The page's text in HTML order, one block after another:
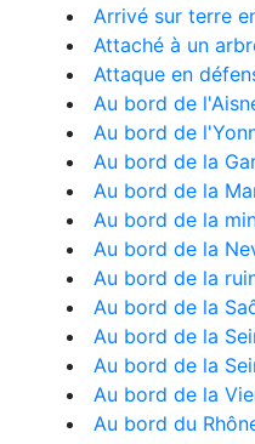
Arrivé sur terre
Attaché à un
Attaque en
Au bord de
Au bord de
Au bord de la
Au bord de la
Au bord de la
Au bord de la
Au bord de la
Au bord de la
Au bord de la
Au bord de la
Au bord de la
Au bord du